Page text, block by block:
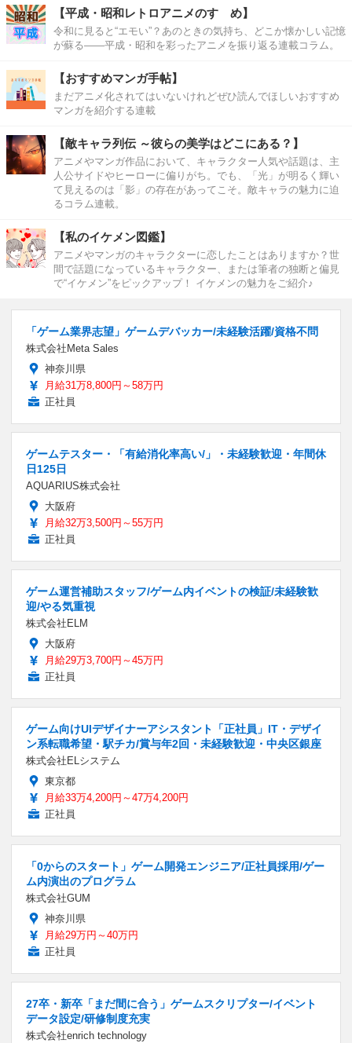
【平成・昭和レトロアニメのすゝめ】
令和に見ると“エモい”？あのときの気持ち、どこか懐かしい記憶
が蘇る――平成・昭和を彩ったアニメを振り返る連載コラム。
【おすすめマンガ手帖】
まだアニメ化されてはいないけれどぜひ読んでほしいおすすめ
マンガを紹介する連載
【敵キャラ列伝 ～彼らの美学はどこにある？】
アニメやマンガ作品において、キャラクター人気や話題は、主
人公サイドやヒーローに偏りがち。でも、「光」が明るく輝い
て見えるのは「影」の存在があってこそ。敵キャラの魅力に迫
るコラム連載。
【私のイケメン図鑑】
アニメやマンガのキャラクターに恋したことはありますか？世
間で話題になっているキャラクター、または筆者の独断と偏見
で“イケメン”をピックアップ！ イケメンの魅力をご紹介♪
「ゲーム業界志望」ゲームデバッカー/未経験活躍/資格不問
株式会社Meta Sales
神奈川県
月給31万8,800円～58万円
正社員
ゲームテスター・「有給消化率高い/」・未経験歓迎・年間休
日125日
AQUARIUS株式会社
大阪府
月給32万3,500円～55万円
正社員
ゲーム運営補助スタッフ/ゲーム内イベントの検証/未経験歓
迎/やる気重視
株式会社ELM
大阪府
月給29万3,700円～45万円
正社員
ゲーム向けUIデザイナーアシスタント「正社員」IT・デザイ
ン系転職希望・駅チカ/賞与年2回・未経験歓迎・中央区銀座
株式会社ELシステム
東京都
月給33万4,200円～47万4,200円
正社員
「0からのスタート」ゲーム開発エンジニア/正社員採用/ゲー
ム内演出のプログラム
株式会社GUM
神奈川県
月給29万円～40万円
正社員
27卒・新卒「まだ間に合う」ゲームスクリプター/イベント
データ設定/研修制度充実
株式会社enrich technology